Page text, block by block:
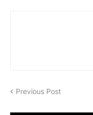
Previous Post